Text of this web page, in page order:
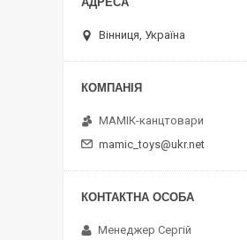
Вінниця, Україна
МАМІК-канцтовари
mamic_toys@ukr.net
Менеджер Сергій